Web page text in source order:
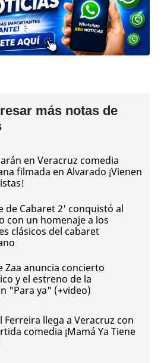
más notas de
en Veracruz comedia
filmada en Alvarado ¡Vienen
de Cabaret 2' conquistó al
con un homenaje a los
clásicos del cabaret
Zaa anuncia concierto
y el estreno de la
"Para ya" (+video)
Ferreira llega a Veracruz con
comedia ¡Mamá Ya Tiene